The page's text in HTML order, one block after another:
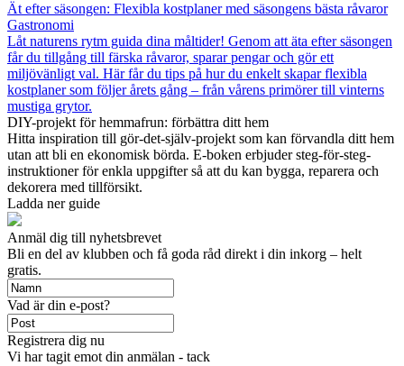
Ät efter säsongen: Flexibla kostplaner med säsongens bästa råvaror
Gastronomi
Låt naturens rytm guida dina måltider! Genom att äta efter säsongen
får du tillgång till färska råvaror, sparar pengar och gör ett
miljövänligt val. Här får du tips på hur du enkelt skapar flexibla
kostplaner som följer årets gång – från vårens primörer till vinterns
mustiga grytor.
DIY-projekt för hemmafrun: förbättra ditt hem
Hitta inspiration till gör-det-själv-projekt som kan förvandla ditt hem
utan att bli en ekonomisk börda. E-boken erbjuder steg-för-steg-
instruktioner för enkla uppgifter så att du kan bygga, reparera och
dekorera med tillförsikt.
Ladda ner guide
Anmäl dig till nyhetsbrevet
Bli en del av klubben och få goda råd direkt i din inkorg – helt
gratis.
Vad är din e-post?
Registrera dig nu
Vi har tagit emot din anmälan - tack